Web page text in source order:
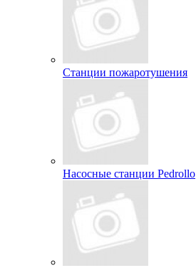
Станции пожаротушения
Насосные станции Pedrollo